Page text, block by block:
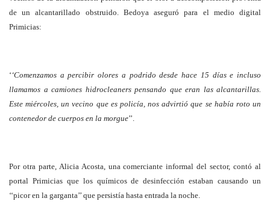
de un alcantarillado obstruido. Bedoya aseguró para el medio digital
Primicias:
‘ ‘Comenzamos a percibir olores a podrido desde hace 15 días e incluso
llamamos a camiones hidrocleaners pensando que eran las alcantarillas.
Este miércoles, un vecino que es policía, nos advirtió que se había roto un
contenedor de cuerpos en la morgue’’.
Por otra parte, Alicia Acosta, una comerciante informal del sector, contó al
portal Primicias que los químicos de desinfección estaban causando un
‘‘picor en la garganta’’ que persistía hasta entrada la noche.